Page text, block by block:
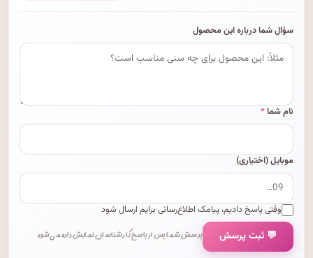
سؤال شما درباره این محصول
نام شما*
موبایل (اختیاری)
وقتی پاسخ دادیم، پیامک اطلاع‌رسانی برایم ارسال شود
💬 ثبت پرسش پرسش شما پس از پاسخ کارشناسان نمایش داده می‌شود.